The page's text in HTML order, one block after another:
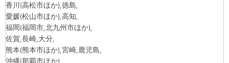
香川(高松市ほか),徳島,
愛媛(松山市ほか),高知,
福岡(福岡市,北九州市ほか),
佐賀,長崎,大分,
熊本(熊本市ほか),宮崎,鹿児島,
沖縄(那覇市ほか)